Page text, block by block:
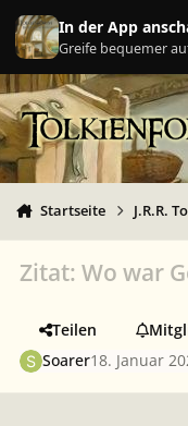
Zu Inhalt springen
In der App
Greife bequemer
Startseite J.R.R.
Zitat: Wo war
Teilen
Soarer18. Januar